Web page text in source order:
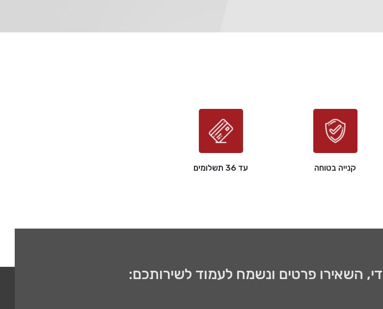
קנייה בטוחה עד 36 תשלומים
השאירו פרטים ונשמח לעמוד לשירותכם: